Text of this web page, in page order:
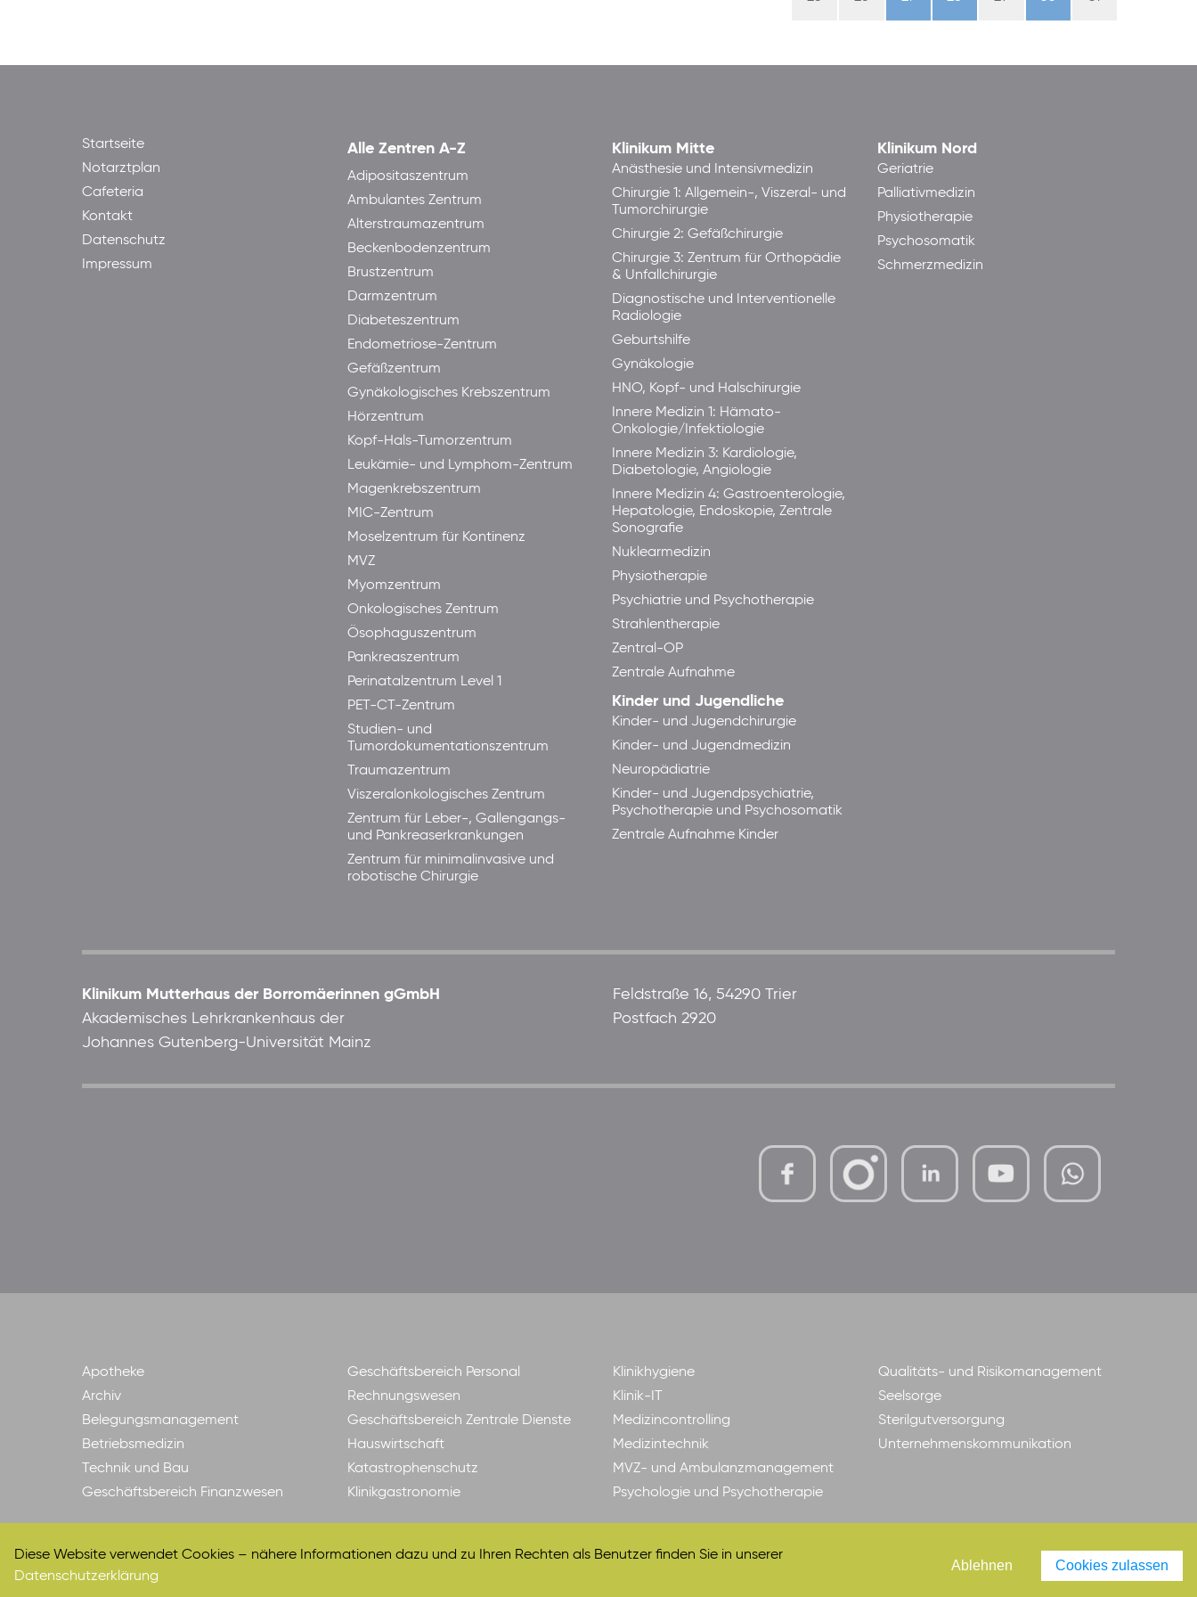
Startseite
Notarztplan
Cafeteria
Kontakt
Datenschutz
Impressum
Alle Zentren A-Z
Adipositaszentrum
Ambulantes Zentrum
Alterstraumazentrum
Beckenbodenzentrum
Brustzentrum
Darmzentrum
Diabeteszentrum
Endometriose-Zentrum
Gefäßzentrum
Gynäkologisches Krebszentrum
Hörzentrum
Kopf-Hals-Tumorzentrum
Leukämie- und Lymphom-Zentrum
Magenkrebszentrum
MIC-Zentrum
Moselzentrum für Kontinenz
MVZ
Myomzentrum
Onkologisches Zentrum
Ösophaguszentrum
Pankreaszentrum
Perinatalzentrum Level 1
PET-CT-Zentrum
Studien- und
Tumordokumentationszentrum
Traumazentrum
Viszeralonkologisches Zentrum
Zentrum für Leber-, Gallengangs-
und Pankreaserkrankungen
Zentrum für minimalinvasive und
robotische Chirurgie
Klinikum Mitte
Anästhesie und Intensivmedizin
Chirurgie 1: Allgemein-, Viszeral- und
Tumorchirurgie
Chirurgie 2: Gefäßchirurgie
Chirurgie 3: Zentrum für Orthopädie
& Unfallchirurgie
Diagnostische und Interventionelle
Radiologie
Geburtshilfe
Gynäkologie
HNO, Kopf- und Halschirurgie
Innere Medizin 1: Hämato-
Onkologie/Infektiologie
Innere Medizin 3: Kardiologie,
Diabetologie, Angiologie
Innere Medizin 4: Gastroenterologie,
Hepatologie, Endoskopie, Zentrale
Sonografie
Nuklearmedizin
Physiotherapie
Psychiatrie und Psychotherapie
Strahlentherapie
Zentral-OP
Zentrale Aufnahme
Kinder und Jugendliche
Kinder- und Jugendchirurgie
Kinder- und Jugendmedizin
Neuropädiatrie
Kinder- und Jugendpsychiatrie,
Psychotherapie und Psychosomatik
Zentrale Aufnahme Kinder
Klinikum Nord
Geriatrie
Palliativmedizin
Physiotherapie
Psychosomatik
Schmerzmedizin
Klinikum Mutterhaus der Borromäerinnen gGmbH
Akademisches Lehrkrankenhaus der
Johannes Gutenberg-Universität Mainz
Feldstraße 16, 54290 Trier
Postfach 2920
mutterhaus-xMBTtqOwC1KKBww
Apotheke
Archiv
Belegungsmanagement
Betriebsmedizin
Technik und Bau
Geschäftsbereich Finanzwesen
Geschäftsbereich Personal
Rechnungswesen
Geschäftsbereich Zentrale Dienste
Hauswirtschaft
Katastrophenschutz
Klinikgastronomie
Klinikhygiene
Klinik-IT
Medizincontrolling
Medizintechnik
MVZ- und Ambulanzmanagement
Psychologie und Psychotherapie
Qualitäts- und Risikomanagement
Seelsorge
Sterilgutversorgung
Unternehmenskommunikation
Diese Website verwendet Cookies – nähere Informationen dazu und zu Ihren Rechten als Benutzer finden Sie in unserer
Datenschutzerklärung
Ablehnen Cookies zulassen